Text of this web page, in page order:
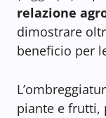
relazione
dimostrare
beneficio per
piante e frutti,